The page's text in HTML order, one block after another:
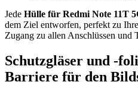
Jede Hülle für Redmi Note 11T
dem Ziel entworfen, perfekt zu
Zugang zu allen Anschlüssen und
Schutzgläser und -
Barriere für den